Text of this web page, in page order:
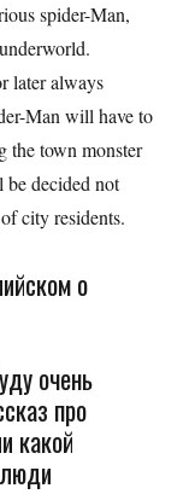
spider-Man,
later always
Man will have to
the town monster
decided not
city residents.
о
очень
про
какой